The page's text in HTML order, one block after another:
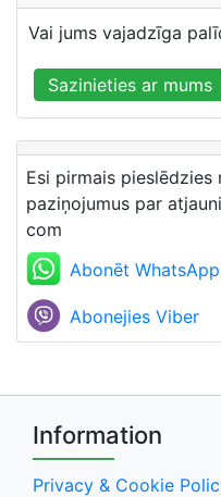
Vai jums vajadzīga
Sazinieties ar mums
Esi pirmais pieslēdzies
paziņojumus par
com
Abonēt WhatsApp
Abonejies Viber
Information
Privacy & Cookie